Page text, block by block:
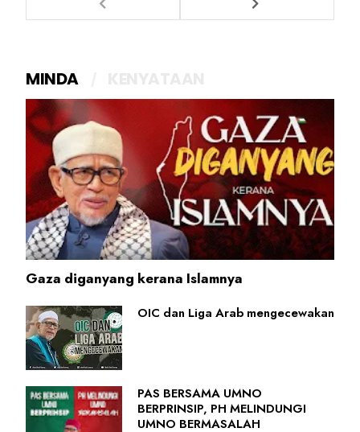
MINDA
Gaza diganyang kerana Islamnya
OIC dan Liga Arab mengecewakan
PAS BERSAMA UMNO
BERPRINSIP, PH MELINDUNGI
UMNO BERMASALAH